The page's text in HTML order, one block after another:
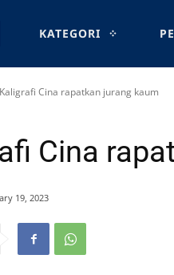
KATEGORI
Kaligrafi Cina rapatkan jurang kaum
Cina
19, 2023